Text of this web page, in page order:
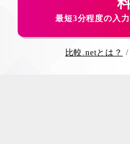
最短3分程度の入
比較.netとは？